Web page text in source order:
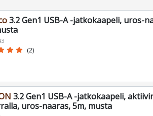
3.2 Gen1 USB-A -jatkokaapeli, uros-
star star (2)
3.2 Gen1 USB-A -jatkokaapeli,
uros-naaras, 5m, musta